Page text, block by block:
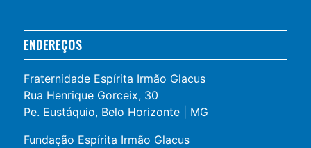
ENDEREÇOS
Fraternidade Espírita Irmão Glacus
Rua Henrique Gorceix, 30
Pe. Eustáquio, Belo Horizonte | MG
Fundação Espírita Irmão Glacus